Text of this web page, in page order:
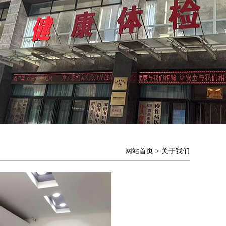
网站首页 > 关于我们